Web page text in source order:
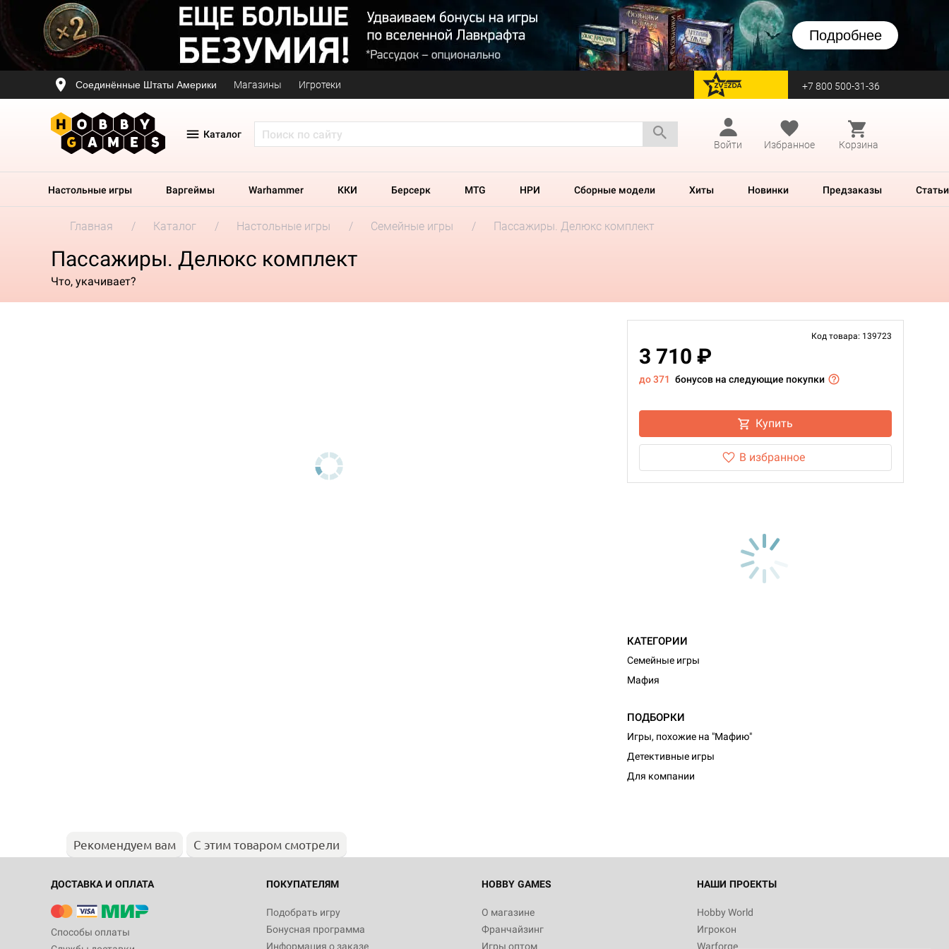
Подробнее
Соединённые Штаты Америки Магазины Игротеки перейти на Zvezda +7 800 500-31-36
Каталог
Войти
Избранное Корзина
Настольные игры Варгеймы Warhammer ККИ Берсерк MTG НРИ Сборные модели Хиты Новинки Предзаказы Статьи
Главная Каталог Настольные игры Семейные игры Пассажиры. Делюкс комплект
Пассажиры. Делюкс комплект
Что, укачивает?
Код товара: 139723
3 710 ₽
до 371 бонусов на следующие покупки
Купить
В избранное
КАТЕГОРИИ
Семейные игры
Мафия
ПОДБОРКИ
Игры, похожие на "Мафию"
Детективные игры
Для компании
Рекомендуем вам С этим товаром смотрели
ДОСТАВКА И ОПЛАТА
Способы оплаты
ПОКУПАТЕЛЯМ
Подобрать игру
Бонусная программа
Информация о заказе
HOBBY GAMES
О магазине
Франчайзинг
Игры оптом
НАШИ ПРОЕКТЫ
Hobby World
Игрокон
Warforge